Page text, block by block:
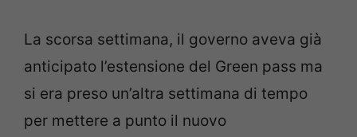
La scorsa settimana, il governo aveva già
anticipato l’estensione del Green pass ma
si era preso un’altra settimana di tempo
per mettere a punto il nuovo